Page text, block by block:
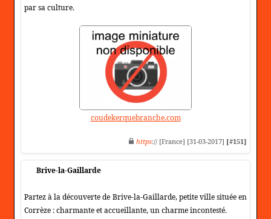
par sa culture.
coudekerquebranche.com
https:// [France] [31-03-2017] [#151]
Brive-la-Gaillarde
Partez à la découverte de Brive-la-Gaillarde, petite ville située en
Corrèze : charmante et accueillante, un charme incontesté.